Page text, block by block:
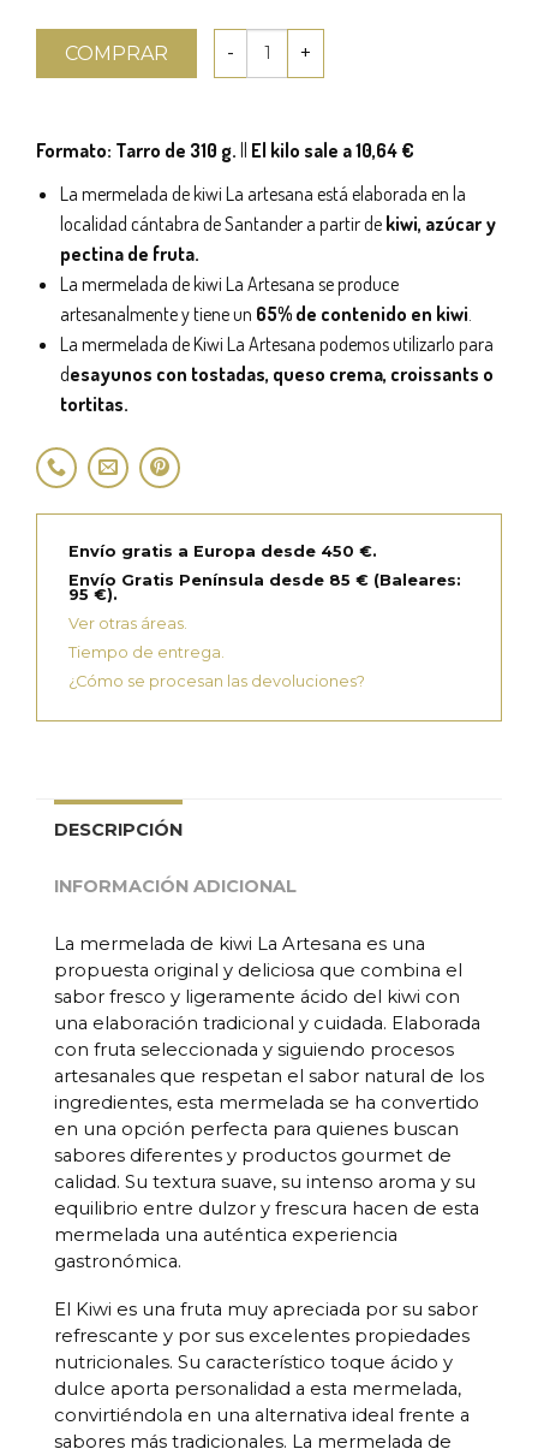
COMPRAR
Formato: Tarro de 310 g. || El kilo sale a 10,64 €
La mermelada de kiwi La artesana está elaborada en la
localidad cántabra de Santander a partir de kiwi, azúcar y
pectina de fruta.
La mermelada de kiwi La Artesana se produce
artesanalmente y tiene un 65% de contenido en kiwi
La mermelada de Kiwi La Artesana podemos utilizarlo para
desayunos con tostadas, queso crema, croissants o
tortitas.
Envío gratis a Europa desde 450 €.
Envío Gratis Península desde 85 € (Baleares:
95 €).
Ver otras áreas.
Tiempo de entrega.
¿Cómo se procesan las devoluciones?
DESCRIPCIÓN
INFORMACIÓN ADICIONAL
La mermelada de kiwi La Artesana es una
propuesta original y deliciosa que combina el
sabor fresco y ligeramente ácido del kiwi con
una elaboración tradicional y cuidada. Elaborada
con fruta seleccionada y siguiendo procesos
artesanales que respetan el sabor natural de los
ingredientes, esta mermelada se ha convertido
en una opción perfecta para quienes buscan
sabores diferentes y productos gourmet de
calidad. Su textura suave, su intenso aroma y su
equilibrio entre dulzor y frescura hacen de esta
mermelada una auténtica experiencia
gastronómica.
El Kiwi es una fruta muy apreciada por su sabor
refrescante y por sus excelentes propiedades
nutricionales. Su característico toque ácido y
dulce aporta personalidad a esta mermelada,
convirtiéndola en una alternativa ideal frente a
sabores más tradicionales. La mermelada de